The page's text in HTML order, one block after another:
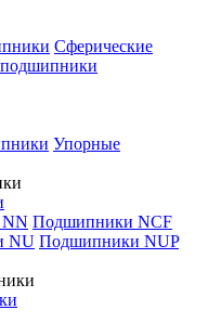
Сферические
Упорные
Подшипники NCF
NU Подшипники NUP